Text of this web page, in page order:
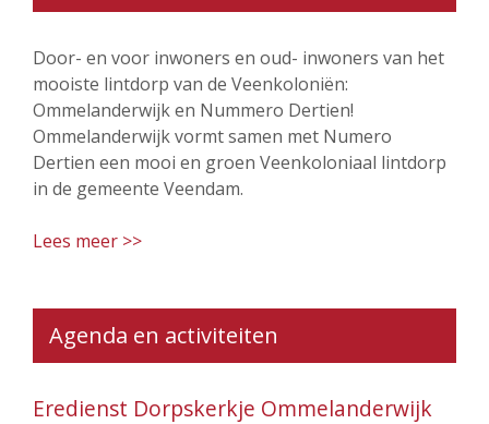
Door- en voor inwoners en oud- inwoners van het
mooiste lintdorp van de Veenkoloniën:
Ommelanderwijk en Nummero Dertien!
Ommelanderwijk vormt samen met Numero
Dertien een mooi en groen Veenkoloniaal lintdorp
in de gemeente Veendam.
Lees meer >>
Agenda en activiteiten
Eredienst Dorpskerkje Ommelanderwijk